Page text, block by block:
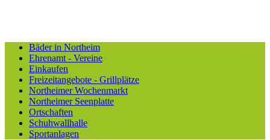
Bäder in Northeim
Ehrenamt - Vereine
Einkaufen
Freizeitangebote - Grillplätze
Northeimer Wochenmarkt
Northeimer Seenplatte
Ortschaften
Schuhwallhalle
Sportanlagen